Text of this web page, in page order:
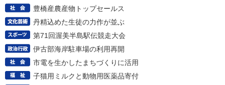
豊橋産農産物トップセールス
丹精込めた生徒の力作が並ぶ
第71回渥美半島駅伝競走大会
伊古部海岸駐車場の利用再開
市電を生かしたまちづくりに活用
子猫用ミルクと動物用医薬品寄付